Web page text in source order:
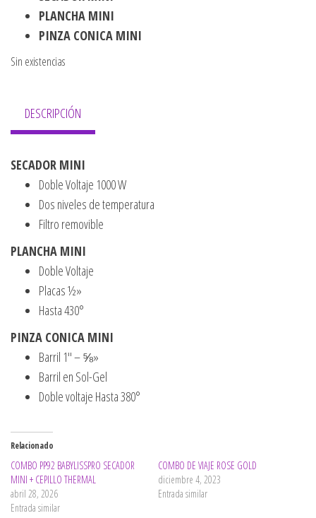
PLANCHA MINI
PINZA CONICA MINI
Sin existencias
DESCRIPCIÓN
SECADOR MINI
Doble Voltaje 1000 W
Dos niveles de temperatura
Filtro removible
PLANCHA MINI
Doble Voltaje
Placas ½»
Hasta 430°
PINZA CONICA MINI
Barril 1″ – ⅝»
Barril en Sol-Gel
Doble voltaje Hasta 380°
Relacionado
COMBO PP92 BABYLISSPRO SECADOR
MINI + CEPILLO THERMAL
abril 28, 2026
Entrada similar
COMBO DE VIAJE ROSE GOLD
diciembre 4, 2023
Entrada similar